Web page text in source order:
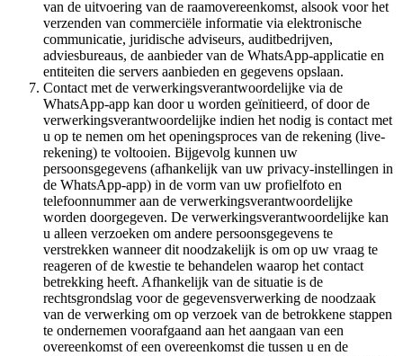
van de uitvoering van de raamovereenkomst, alsook voor het
verzenden van commerciële informatie via elektronische
communicatie, juridische adviseurs, auditbedrijven,
adviesbureaus, de aanbieder van de WhatsApp-applicatie en
entiteiten die servers aanbieden en gegevens opslaan.
Contact met de verwerkingsverantwoordelijke via de
WhatsApp-app kan door u worden geïnitieerd, of door de
verwerkingsverantwoordelijke indien het nodig is contact met
u op te nemen om het openingsproces van de rekening (live-
rekening) te voltooien. Bijgevolg kunnen uw
persoonsgegevens (afhankelijk van uw privacy-instellingen in
de WhatsApp-app) in de vorm van uw profielfoto en
telefoonnummer aan de verwerkingsverantwoordelijke
worden doorgegeven. De verwerkingsverantwoordelijke kan
u alleen verzoeken om andere persoonsgegevens te
verstrekken wanneer dit noodzakelijk is om op uw vraag te
reageren of de kwestie te behandelen waarop het contact
betrekking heeft. Afhankelijk van de situatie is de
rechtsgrondslag voor de gegevensverwerking de noodzaak
van de verwerking om op verzoek van de betrokkene stappen
te ondernemen voorafgaand aan het aangaan van een
overeenkomst of een overeenkomst die tussen u en de